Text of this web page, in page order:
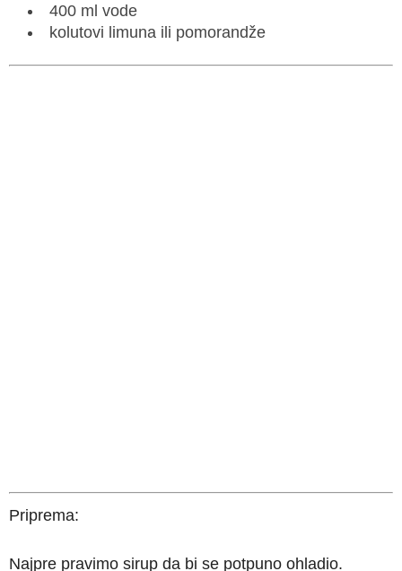
400 ml vode
kolutovi limuna ili pomorandže
Priprema:
Najpre pravimo sirup da bi se potpuno ohladio.